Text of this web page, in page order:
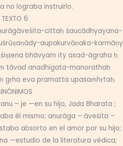
no lograba instruirlo.
TEXTO 6
cittaḥ śaucādhyayana-
aupakurvāṇaka-karmāṇy
bhāvyam ity asad-āgraha ḥ
tāvad anadhigata-manorathaḥ
gṛha eva pramatta upasaṁhṛtaḥ.
– je —en su hijo, Jaḍa Bharata ;
él mismo; anurāga – āveśita –
absorto en el amor por su hijo;
—estudio de la literatura védica;